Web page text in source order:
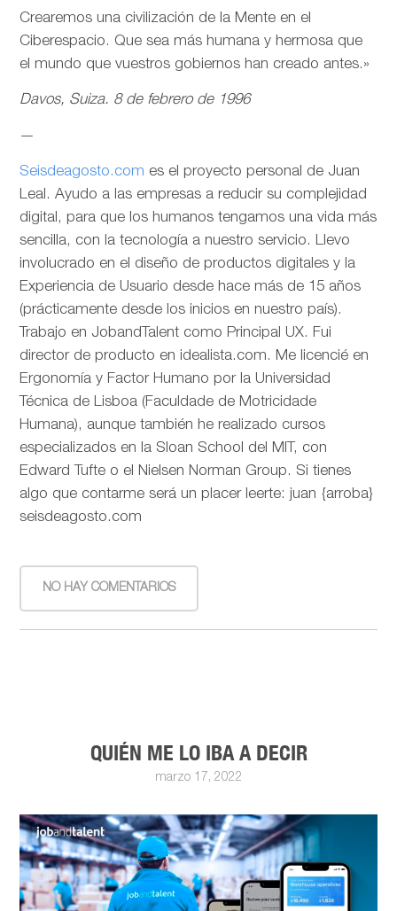
Crearemos una civilización de la Mente en el
Ciberespacio. Que sea más humana y hermosa que
el mundo que vuestros gobiernos han creado antes.»
Davos, Suiza. 8 de febrero de 1996
—
Seisdeagosto.com es el proyecto personal de Juan
Leal. Ayudo a las empresas a reducir su complejidad
digital, para que los humanos tengamos una vida más
sencilla, con la tecnología a nuestro servicio. Llevo
involucrado en el diseño de productos digitales y la
Experiencia de Usuario desde hace más de 15 años
(prácticamente desde los inicios en nuestro país).
Trabajo en JobandTalent como Principal UX. Fui
director de producto en idealista.com. Me licencié en
Ergonomía y Factor Humano por la Universidad
Técnica de Lisboa (Faculdade de Motricidade
Humana), aunque también he realizado cursos
especializados en la Sloan School del MIT, con
Edward Tufte o el Nielsen Norman Group. Si tienes
algo que contarme será un placer leerte: juan {arroba}
seisdeagosto.com
NO HAY COMENTARIOS
QUIÉN ME LO IBA A DECIR
marzo 17, 2022